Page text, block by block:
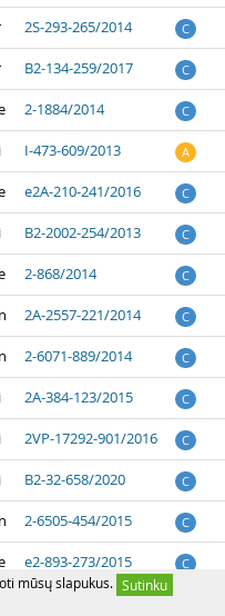
mūsų slapukus. Sutinku
2S-293-265/2014 C
B2-134-259/2017 C
2-1884/2014 C
I-473-609/2013 A
e2A-210-241/2016 C
B2-2002-254/2013 C
2-868/2014 C
2A-2557-221/2014 C
2-6071-889/2014 C
2A-384-123/2015 C
2VP-17292-901/2016 C
B2-32-658/2020 C
2-6505-454/2015 C
e2-893-273/2015 C